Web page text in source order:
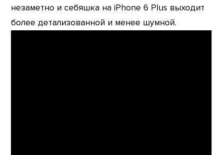
незаметно и себяшка на iPhone 6 Plus выходит
более детализованной и менее шумной.